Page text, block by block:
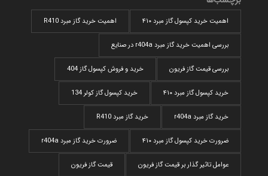
اهمیت خرید کپسول گاز مبرد ۴۱۰ اهمیت خرید گاز مبرد R410
بررسی اهمیت خرید گاز مبرد r404a در صنایع
بررسی قیمت گاز فریون خرید و فروش کپسول گاز 404
خرید کپسول گاز مبرد ۴۱۰ خرید کپسول گاز کولر 134
خرید گاز مبرد r404a خرید گاز مبرد R410
ضرورت خرید کپسول گاز مبرد ۴۱۰ ضرورت خرید گاز مبرد r404a
عوامل تاثیر گذار بر قیمت گاز فریون قیمت گاز فریون